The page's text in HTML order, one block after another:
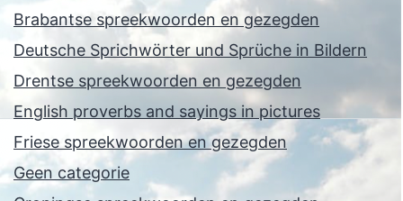
Brabantse spreekwoorden en gezegden
Deutsche Sprichwörter und Sprüche in Bildern
Drentse spreekwoorden en gezegden
English proverbs and sayings in pictures
Friese spreekwoorden en gezegden
Geen categorie